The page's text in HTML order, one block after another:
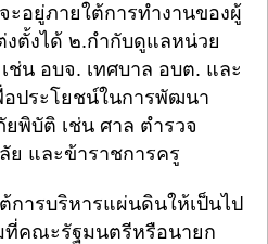
ะอยู่ภายใต้การทำงานของผู้
งตั้งได้ ๒.กำกับดูแลหน่วย
ช่น อบจ. เทศบาล อบต. และ
อประโยชน์ในการพัฒนา
พิบัติ เช่น ศาล ตำรวจ
ย และข้าราชการครู
การบริหารแผ่นดินให้เป็นไป
ที่คณะรัฐมนตรีหรือนายก